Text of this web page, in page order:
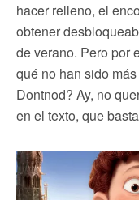
hacer relleno, el
obtener
de verano. Pero por
qué no han sido
Dontnod? Ay, no
en el texto, que